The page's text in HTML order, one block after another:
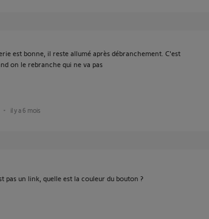
est bonne, il reste allumé après débranchement. C'est
on le rebranche qui ne va pas
il y a 6 mois
pas un link, quelle est la couleur du bouton ?